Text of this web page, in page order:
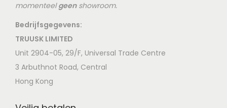
momenteelgeenshowroom.
Bedrijfsgegevens:
TRUUSK LIMITED
Unit 2904-05, 29/F, Universal Trade Centre
3 Arbuthnot Road, Central
Hong Kong